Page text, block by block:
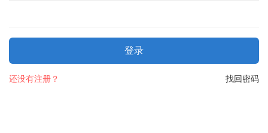
登录
找回密码
还没有注册？